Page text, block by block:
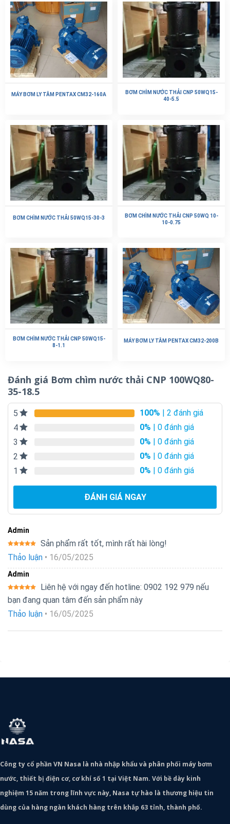
MÁY BƠM LY TÂM PENTAX CM32-160A
BƠM CHÌM NƯỚC THẢI CNP 50WQ15-
40-5.5
BƠM CHÌM NƯỚC THẢI 50WQ15-30-3
BƠM CHÌM NƯỚC THẢI CNP 50WQ 10-
10-0.75
BƠM CHÌM NƯỚC THẢI CNP 50WQ15-
8-1.1
MÁY BƠM LY TÂM PENTAX CM32-200B
Đánh giá Bơm chìm nước thải CNP 100WQ80-
35-18.5
5 100% | 2 đánh giá
4
0% | 0 đánh giá
3
0% | 0 đánh giá
2
0% | 0 đánh giá
1
0% | 0 đánh giá
ĐÁNH GIÁ NGAY
Admin
hạng5 5
Sản phẩm rất tốt, mình rất hài lòng!
Thảo luận • 16/05/2025
Admin
hạng 5 5
Liên hệ với ngay đến hotline: 0902 192 979 nếu
bạn đang quan tâm đến sản phẩm này
Thảo luận • 16/05/2025
Công ty cổ phần VN Nasa là nhà nhập khẩu và phân phối máy bơm
nước, thiết bị điện cơ, cơ khí số 1 tại Việt Nam. Với bề dày kinh
nghiệm 15 năm trong lĩnh vực này, Nasa tự hào là thương hiệu tin
dùng của hàng ngàn khách hàng trên khắp 63 tỉnh, thành phố.